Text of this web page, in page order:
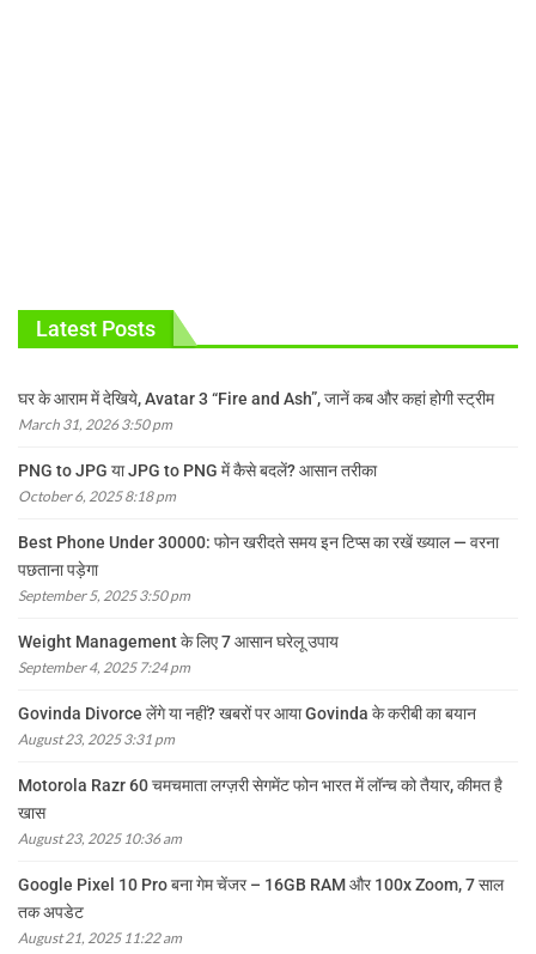
Latest Posts
घर के आराम में देखिये, Avatar 3 “Fire and Ash”, जानें कब और कहां होगी स्ट्रीम
March 31, 2026 3:50 pm
PNG to JPG या JPG to PNG में कैसे बदलें? आसान तरीका
October 6, 2025 8:18 pm
Best Phone Under 30000: फोन खरीदते समय इन टिप्स का रखें ख्याल — वरना
पछताना पड़ेगा
September 5, 2025 3:50 pm
Weight Management के लिए 7 आसान घरेलू उपाय
September 4, 2025 7:24 pm
Govinda Divorce लेंगे या नहीं? खबरों पर आया Govinda के करीबी का बयान
August 23, 2025 3:31 pm
Motorola Razr 60 चमचमाता लग्ज़री सेगमेंट फोन भारत में लॉन्च को तैयार, कीमत है
खास
August 23, 2025 10:36 am
Google Pixel 10 Pro बना गेम चेंजर – 16GB RAM और 100x Zoom, 7 साल
तक अपडेट
August 21, 2025 11:22 am